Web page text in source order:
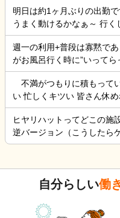
いと怒られました。
するので、それを抑
いので、入れていい
その煮え切らない自
っている事は分かっ
司屋のランチ 風呂に
晩食事を作り 夜中は
もらう毎日 約5年やって来ましたが限界を感じていると
ころです。 朝昼晩の
喜ぶ姿を 観るとどう
す。 異常かな⁈
がなく職探ししている時だ
それにしても古株は、好き
株の時は、そんなに仕事行
くやっていました。 転職は
手くいかないのは確かです
明日は約1ヶ月ぶりの出勤
うまく動けるかなぁ～ 行く
不安！
週一の利用+普段は寡黙で
がお風呂行く時に”いってら
に行く？！？”と返してく
なことがあるからこの仕事
4ヶ月弱しか経ってないけ
不満がつもりに積もって
い 忙しくキツい
ヒヤリハットってどこの施
逆バージョン（こうしたら
式）ってないですよね。あ
遂記録ばかりって、すごく
す。また、介護の世界って
し。うつ病の人じゃないん
自分らしい働